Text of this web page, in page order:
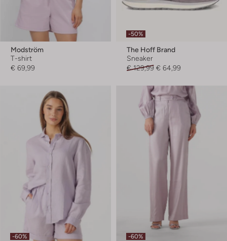
Modström
T-shirt
€ 69,99
-50%
The Hoff Brand
Sneaker
€ 129,99 € 64,99
-60% -60%